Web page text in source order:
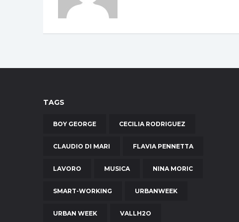
TAGS
BOY GEORGE CECILIA RODRIGUEZ
CLAUDIO DI MARI FLAVIA PENNETTA
LAVORO MUSICA NINA MORIC
SMART-WORKING URBANWEEK
URBAN WEEK VALLH2O